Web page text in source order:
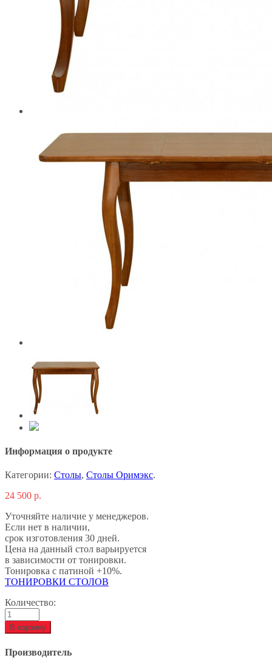
Информация о продукте
Категории: Столы, Столы Оримэкс.
24 500 р.
Уточняйте наличие у менеджеров.
Если нет в наличии,
срок изготовления 30 дней.
Цена на данный стол варьируется
в зависимости от тонировки.
Тонировка с патиной +10%.
ТОНИРОВКИ СТОЛОВ
Количество:
В корзину
Производитель